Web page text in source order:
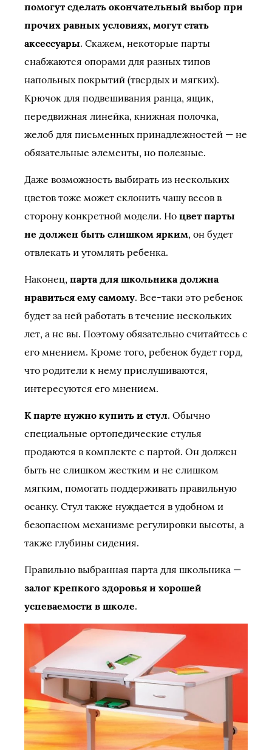
помогут сделать окончательный выбор при
прочих равных условиях, могут стать
аксессуары. Скажем, некоторые парты
снабжаются опорами для разных типов
напольных покрытий (твердых и мягких).
Крючок для подвешивания ранца, ящик,
передвижная линейка, книжная полочка,
желоб для письменных принадлежностей — не
обязательные элементы, но полезные.
Даже возможность выбирать из нескольких
цветов тоже может склонить чашу весов в
сторону конкретной модели. Но цвет парты
не должен быть слишком ярким, он будет
отвлекать и утомлять ребенка.
Наконец, парта для школьника должна
нравиться ему самому. Все-таки это ребенок
будет за ней работать в течение нескольких
лет, а не вы. Поэтому обязательно считайтесь с
его мнением. Кроме того, ребенок будет горд,
что родители к нему прислушиваются,
интересуются его мнением.
К парте нужно купить и стул. Обычно
специальные ортопедические стулья
продаются в комплекте с партой. Он должен
быть не слишком жестким и не слишком
мягким, помогать поддерживать правильную
осанку. Стул также нуждается в удобном и
безопасном механизме регулировки высоты, а
также глубины сидения.
Правильно выбранная парта для школьника —
залог крепкого здоровья и хорошей
успеваемости в школе.